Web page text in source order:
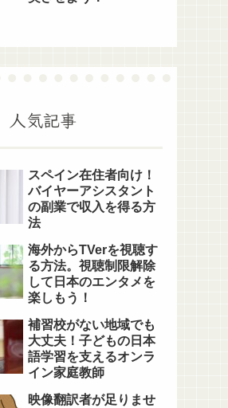
人気記事
スペイン在住者向け！
バイヤーアシスタント
の副業で収入を得る方
法
海外からTVerを視聴す
る方法。視聴制限解除
して日本のエンタメを
楽しもう！
補習校がない地域でも
大丈夫！子どもの日本
語学習を支えるオンラ
イン家庭教師
映像翻訳者が足りませ